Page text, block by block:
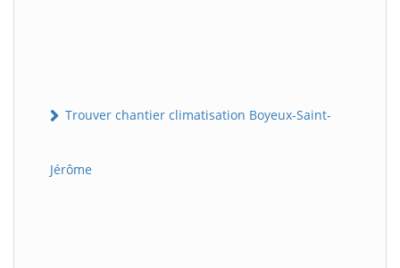
Trouver chantier climatisation Boyeux-Saint-
Jérôme